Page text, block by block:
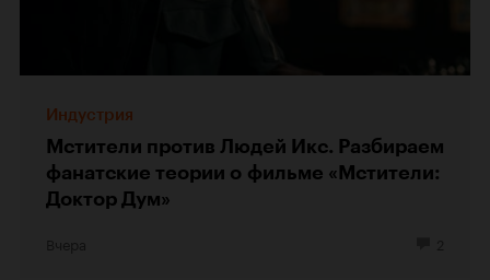
Индустрия
Мстители против Людей Икс. Разбираем
фанатские теории о фильме «Мстители:
Доктор Дум»